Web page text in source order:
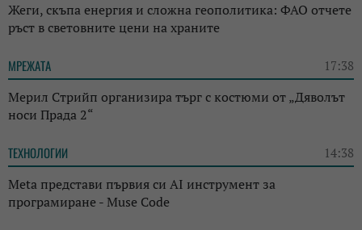
Жеги, скъпа енергия и сложна геополитика: ФАО отчете
ръст в световните цени на храните
МРЕЖАТА 17:38
Мерил Стрийп организира търг с костюми от „Дяволът
носи Прада 2“
ТЕХНОЛОГИИ 14:38
Meta представи първия си AI инструмент за
програмиране - Muse Code